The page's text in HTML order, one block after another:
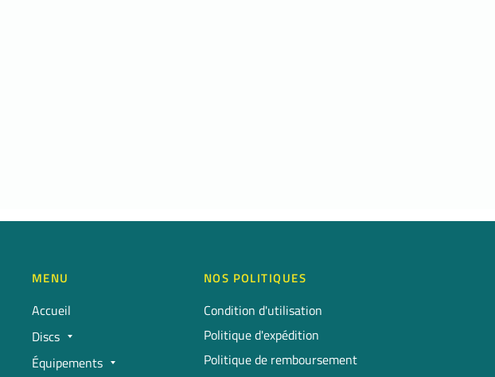
MENU
Accueil
Discs
Équipements
NOS POLITIQUES
Condition d'utilisation
Politique d'expédition
Politique de remboursement